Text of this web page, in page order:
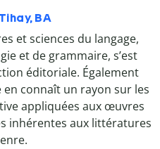
BA
et sciences du langage,
et de grammaire, s’est
éditoriale. Également
connaît un rayon sur les
appliquées aux œuvres
inhérentes aux littératures